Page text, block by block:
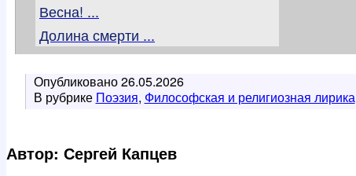
Весна! ...
Долина смерти ...
Опубликовано26.05.2026
В рубрике Поэзия, Философская и религиозная лирика
Автор: Сергей Капцев